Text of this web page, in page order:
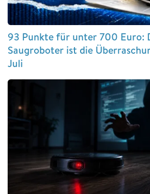
93 Punkte für unter 700 Euro:
Saugroboter ist die
Juli